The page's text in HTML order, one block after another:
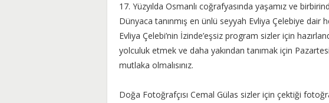
17. Yüzyılda Osmanlı coğrafyasında yaşamız ve
Dünyaca tanınmış en ünlü seyyah Evliya Çelebiye dair
Evliya Çelebi’nin İzinde’eşsiz program sizler için
yolculuk etmek ve daha yakından tanımak için
mutlaka olmalısınız.
Doğa Fotoğrafçısı Cemal Gülas sizler için çektiği